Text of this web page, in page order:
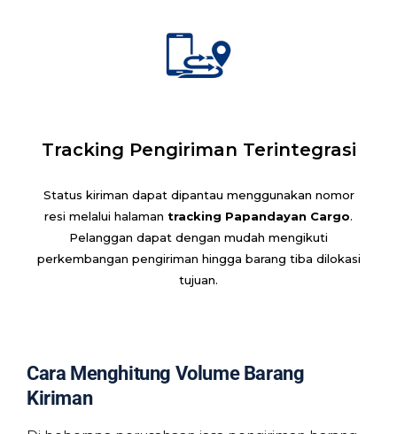
Tracking Pengiriman Terintegrasi
Status kiriman dapat dipantau menggunakan nomor
resi melalui halaman tracking Papandayan Cargo.
Pelanggan dapat dengan mudah mengikuti
perkembangan pengiriman hingga barang tiba dilokasi
tujuan.
Cara Menghitung Volume Barang
Kiriman